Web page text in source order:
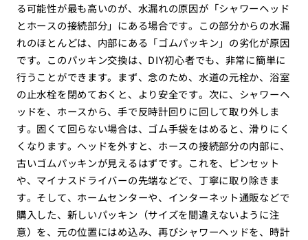
る可能性が最も高いのが、水漏れの原因が「シャワーヘッド
とホースの接続部分」にある場合です。この部分からの水漏
れのほとんどは、内部にある「ゴムパッキン」の劣化が原因
です。このパッキン交換は、DIY初心者でも、非常に簡単に
行うことができます。まず、念のため、水道の元栓か、浴室
の止水栓を閉めておくと、より安全です。次に、シャワーヘ
ッドを、ホースから、手で反時計回りに回して取り外しま
す。固くて回らない場合は、ゴム手袋をはめると、滑りにく
くなります。ヘッドを外すと、ホースの接続部分の内部に、
古いゴムパッキンが見えるはずです。これを、ピンセット
や、マイナスドライバーの先端などで、丁寧に取り除きま
す。そして、ホームセンターや、インターネット通販などで
購入した、新しいパッキン（サイズを間違えないように注
意）を、元の位置にはめ込み、再びシャワーヘッドを、時計